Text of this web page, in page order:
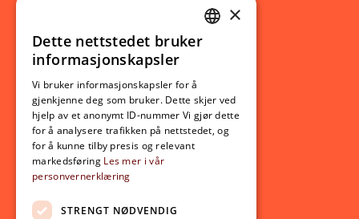
Ny student
Utveksling
Opptak
Lov- og regelverk
Aktuelt
Nyheter
Arrangementer
NORWEGIAN
×
Dette nettstedet bruker
informasjonskapsler
Vi bruker informasjonskapsler for å
gjenkjenne deg som bruker. Dette skjer ved
hjelp av et anonymt ID-nummer Vi gjør dette
for å analysere trafikken på nettstedet, og
for å kunne tilby presis og relevant
markedsføring Les mer i vår
personvernerklæring
STRENGT NØDVENDIG